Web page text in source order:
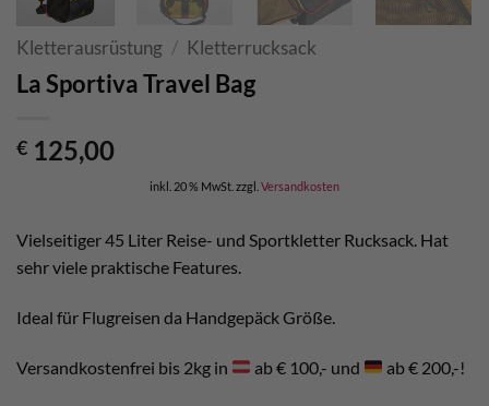
Kletterausrüstung / Kletterrucksack
La Sportiva Travel Bag
€ 125,00
inkl. 20 % MwSt. zzgl. Versandkosten
Vielseitiger 45 Liter Reise- und Sportkletter Rucksack. Hat
sehr viele praktische Features.
Ideal für Flugreisen da Handgepäck Größe.
Versandkostenfrei bis 2kg in ab € 100,- und ab € 200,-!